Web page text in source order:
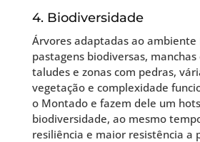
4. Biodiversidade
Árvores adaptadas ao
pastagens biodiversas,
taludes e zonas com pedras,
vegetação e complexidade
o Montado e fazem dele um
biodiversidade, ao mesmo
resiliência e maior resistência a